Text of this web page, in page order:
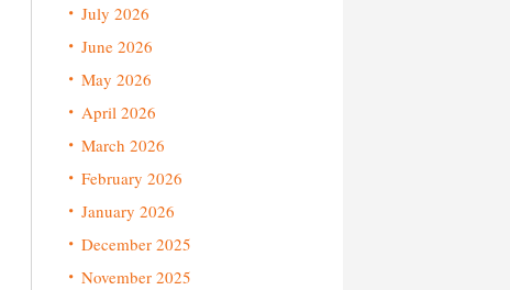
July 2026
June 2026
May 2026
April 2026
March 2026
February 2026
January 2026
December 2025
November 2025